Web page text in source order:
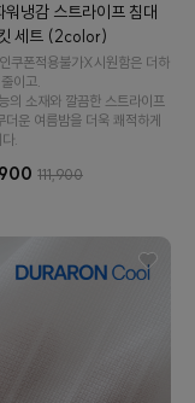
워냉감 스트라이프 침대
세트 (2color)
쿠폰적용불가X️시원함은 더하
이고.
의 소재와 깔끔한 스트라이프
더운 여름밤을 더욱 쾌적하게
.
111,900